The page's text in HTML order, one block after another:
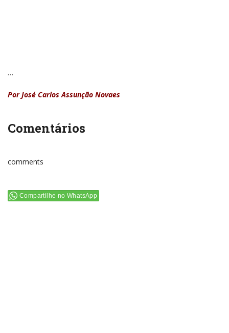
…
Por José Carlos Assunção Novaes
Comentários
comments
Compartilhe no WhatsApp